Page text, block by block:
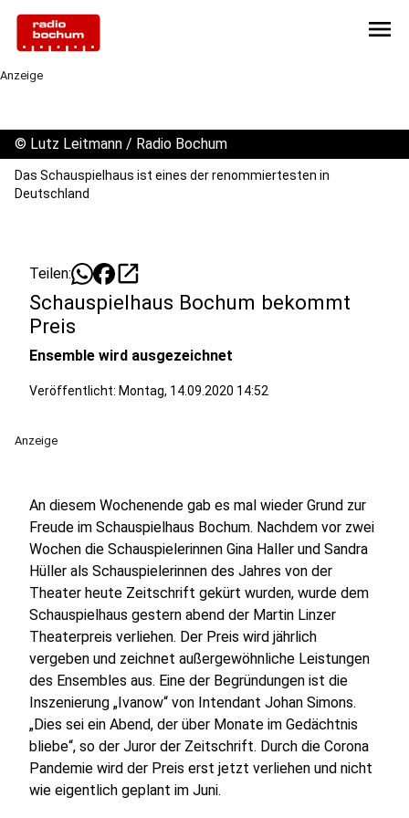
menu
Anzeige
© Lutz Leitmann / Radio Bochum
Das Schauspielhaus ist eines der renommiertesten in
Deutschland
Teilen: open_in_new
Schauspielhaus Bochum bekommt
Preis
Ensemble wird ausgezeichnet
Veröffentlicht: Montag, 14.09.2020 14:52
Anzeige
An diesem Wochenende gab es mal wieder Grund zur
Freude im Schauspielhaus Bochum. Nachdem vor zwei
Wochen die Schauspielerinnen Gina Haller und Sandra
Hüller als Schauspielerinnen des Jahres von der
Theater heute Zeitschrift gekürt wurden, wurde dem
Schauspielhaus gestern abend der Martin Linzer
Theaterpreis verliehen. Der Preis wird jährlich
vergeben und zeichnet außergewöhnliche Leistungen
des Ensembles aus. Eine der Begründungen ist die
Inszenierung „Ivanow“ von Intendant Johan Simons.
„Dies sei ein Abend, der über Monate im Gedächtnis
bliebe“, so der Juror der Zeitschrift. Durch die Corona
Pandemie wird der Preis erst jetzt verliehen und nicht
wie eigentlich geplant im Juni.